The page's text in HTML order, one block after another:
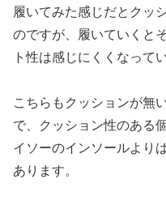
履いてみた感じだとクッ
のですが、履いていくと
ト性は感じにくくなって
こちらもクッションが無
で、クッション性のある
イソーのインソールより
あります。